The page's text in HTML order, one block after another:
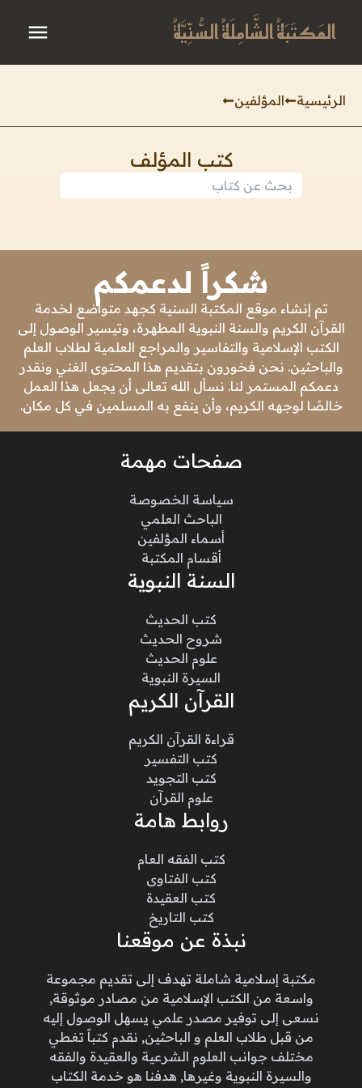
المَكتَبَةُ الشَّامِلَةُ السُّنِّيَّةُ
الرئيسية المؤلفين
كتب المؤلف
شكراً لدعمكم
تم إنشاء موقع المكتبة السنية كجهد متواضع لخدمة
القرآن الكريم والسنة النبوية المطهرة، وتيسير الوصول إلى
الكتب الإسلامية والتفاسير والمراجع العلمية لطلاب العلم
والباحثين. نحن فخورون بتقديم هذا المحتوى الغني ونقدر
دعمكم المستمر لنا. نسأل الله تعالى أن يجعل هذا العمل
خالصًا لوجهه الكريم، وأن ينفع به المسلمين في كل مكان.
صفحات مهمة
سياسة الخصوصة
الباحث العلمي
أسماء المؤلفين
أقسام المكتبة
السنة النبوية
كتب الحديث
شروح الحديث
علوم الحديث
السيرة النبوية
القرآن الكريم
قراءة القرآن الكريم
كتب التفسير
كتب التجويد
علوم القرآن
روابط هامة
كتب الفقه العام
كتب الفتاوى
كتب العقيدة
كتب التاريخ
نبذة عن موقعنا
مكتبة إسلامية شاملة تهدف إلى تقديم مجموعة
واسعة من الكتب الإسلامية من مصادر موثوقة,
نسعى إلى توفير مصدر علمي يسهل الوصول إليه
من قبل طلاب العلم و الباحثين, نقدم كتباً تغطي
مختلف جوانب العلوم الشرعية والعقيدة والفقه
والسيرة النبوية وغيرها, هدفنا هو خدمة الكتاب